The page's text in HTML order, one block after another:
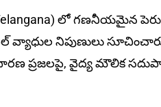
లో గణనీయమైన
నిపుణులు
ప్రజలపై, వైద్య మౌలిక